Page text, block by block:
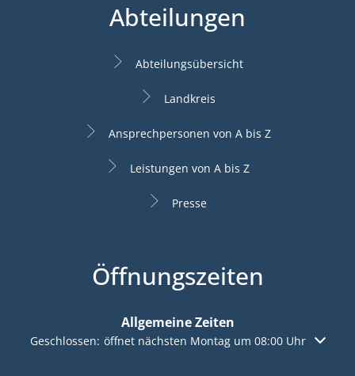
Abteilungen
Abteilungsübersicht
Landkreis
Ansprechpersonen von A bis Z
Leistungen von A bis Z
Presse
Öffnungszeiten
Allgemeine Zeiten
Klicken, um weitere Öffnungs- oder Schließzeiten
Geschlossen: öffnet nächsten Montag um 08:00 Uhr